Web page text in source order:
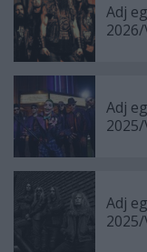
Adj
Adj
2025/
Adj